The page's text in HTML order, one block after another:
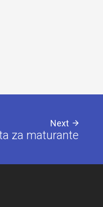
Next
za maturante